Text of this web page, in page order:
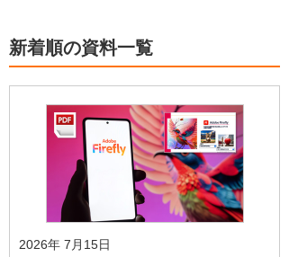
新着順の資料一覧
2026年 7月15日